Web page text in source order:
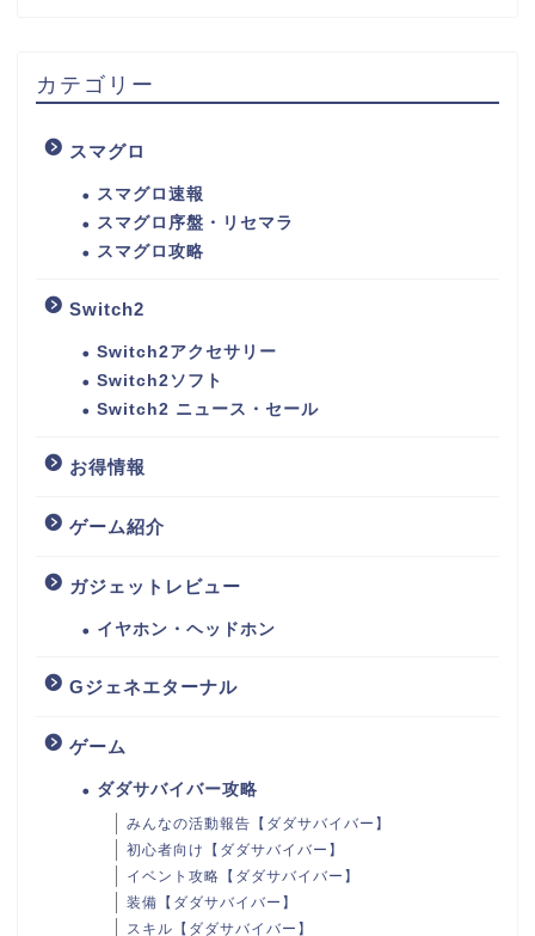
カテゴリー
スマグロ
スマグロ速報
スマグロ序盤・リセマラ
スマグロ攻略
Switch2
Switch2アクセサリー
Switch2ソフト
Switch2 ニュース・セール
お得情報
ゲーム紹介
ガジェットレビュー
イヤホン・ヘッドホン
Gジェネエターナル
ゲーム
ダダサバイバー攻略
みんなの活動報告【ダダサバイバー】
初心者向け【ダダサバイバー】
イベント攻略【ダダサバイバー】
装備【ダダサバイバー】
スキル【ダダサバイバー】